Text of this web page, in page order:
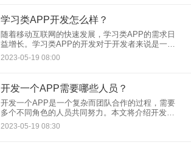
学习类APP开发怎么样？
随着移动互联网的快速发展，学习类APP的需求日
益增长。学习类APP的开发对于开发者来说是一个
有挑战性的任务，但它也提供了一个巨大的商业机
会。学习类APP的开发可以为用户提供个性化的学
2023-05-19 08:00
开发一个APP需要哪些人员？
开发一个APP是一个复杂而团队合作的过程，需要
多个不同角色的人员共同努力。本文将介绍开发一
个APP所需要的关键人员角色，包括项目经理、
UI/UX设计师、开发工程师、测试工程师和运维工程
2023-05-19 08:30